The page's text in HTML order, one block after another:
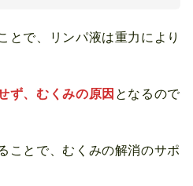
とで、リンパ液は重力により
ず、むくみの原因 となるので
ことで、むくみの解消のサポ